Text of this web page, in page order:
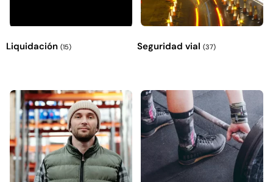
Liquidación (15) Seguridad vial (37)